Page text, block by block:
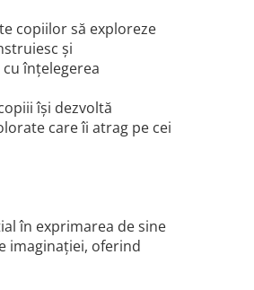
copiilor să exploreze
și
înțelegerea
își dezvoltă
care îi atrag pe cei
în exprimarea de sine
imaginației, oferind